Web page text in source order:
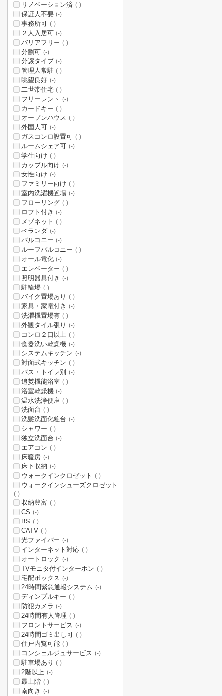
リノベーション済 (-)
保証人不要 (-)
事務所可 (-)
２人入居可 (-)
バリアフリー (-)
分割可 (-)
分譲タイプ (-)
管理人常駐 (-)
眺望良好 (-)
二世帯住宅 (-)
フリーレント (-)
カードキー (-)
オープンハウス (-)
外国人可 (-)
ガスコンロ設置可 (-)
ルームシェア可 (-)
学生向け (-)
カップル向け (-)
女性向け (-)
ファミリー向け (-)
室内洗濯機置場 (-)
フローリング (-)
ロフト付き (-)
メゾネット (-)
ベランダ (-)
バルコニー (-)
ルーフバルコニー (-)
オール電化 (-)
エレベーター (-)
照明器具付き (-)
駐輪場 (-)
バイク置場あり (-)
家具・家電付き (-)
洗濯機置場有 (-)
外観タイル張り (-)
コンロ２口以上 (-)
食器洗い乾燥機 (-)
システムキッチン (-)
対面式キッチン (-)
バス・トイレ別 (-)
追焚機能浴室 (-)
浴室乾燥機 (-)
温水洗浄便座 (-)
洗面台 (-)
洗髪洗面化粧台 (-)
シャワー (-)
独立洗面台 (-)
エアコン (-)
床暖房 (-)
床下収納 (-)
ウォークインクロゼット (-)
ウォークインシューズクロゼット
(-)
収納豊富 (-)
CS (-)
BS (-)
CATV (-)
光ファイバー (-)
インターネット対応 (-)
オートロック (-)
TVモニタ付インターホン (-)
宅配ボックス (-)
24時間緊急通報システム (-)
ディンプルキー (-)
防犯カメラ (-)
24時間有人管理 (-)
フロントサービス (-)
24時間ゴミ出し可 (-)
住戸内覧可能 (-)
コンシェルジュサービス (-)
駐車場あり (-)
2階以上 (-)
最上階 (-)
南向き (-)